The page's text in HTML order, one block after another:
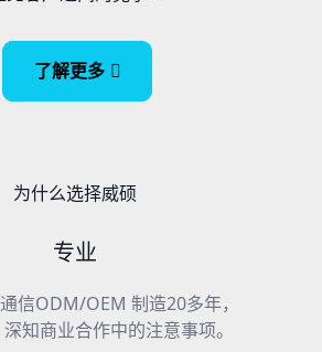
了解更多
为什么选择威硕
专业
信ODM/OEM 制造20多年，
知商业合作中的注意事项。